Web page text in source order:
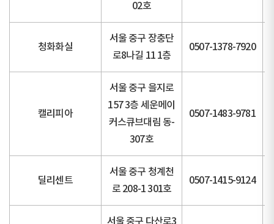
02호
청화화실
서울 중구 장충단
로8나길 11 1층
0507-1378-7920
캘리피아
서울 중구 을지로
157 3층 세운메이
커스큐브대림 동-
307호
0507-1483-9781
딜리센트
서울 중구 청계천
로 208-1 301호
0507-1415-9124
서울 중구 다산로3